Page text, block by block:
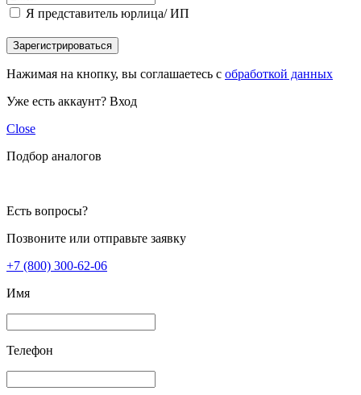
Я представитель юрлица/ ИП
Зарегистрироваться
Нажимая на кнопку, вы соглашаетесь с обработкой данных
Уже есть аккаунт? Вход
Close
Подбор аналогов
Есть вопросы?
Позвоните или отправьте заявку
+7 (800) 300-62-06
Имя
Телефон